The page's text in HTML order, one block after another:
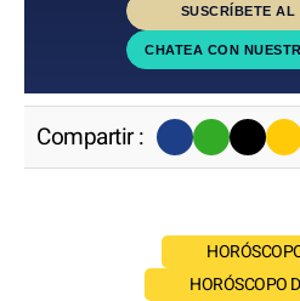
SUSCRÍBETE AL
CHATEA CON
Compartir :
HORÓSCOPO